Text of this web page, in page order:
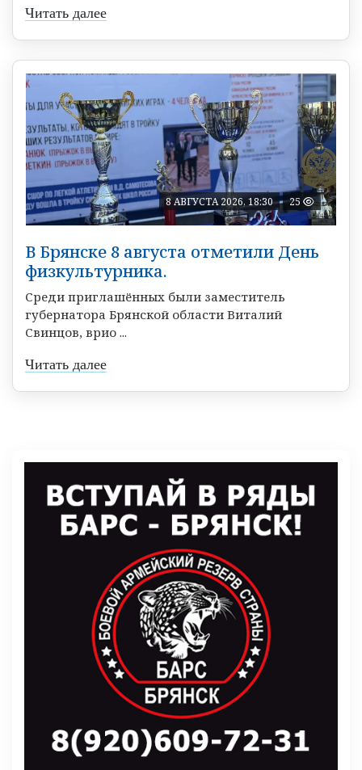
Читать далее
8 АВГУСТА 2026, 18:30 25
В Брянске 8 августа отметили День
физкультурника.
Среди приглашённых были заместитель
губернатора Брянской области Виталий
Свинцов, врио ...
Читать далее